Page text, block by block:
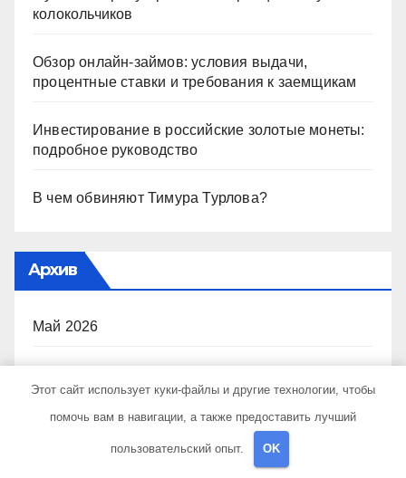
колокольчиков
Обзор онлайн-займов: условия выдачи,
процентные ставки и требования к заемщикам
Инвестирование в российские золотые монеты:
подробное руководство
В чем обвиняют Тимура Турлова?
Архив
Май 2026
Март 2026
Этот сайт использует куки-файлы и другие технологии, чтобы
помочь вам в навигации, а также предоставить лучший
пользовательский опыт. OK